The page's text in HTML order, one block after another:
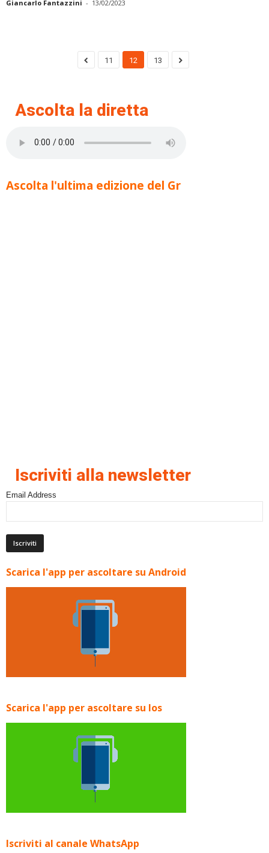
Giancarlo Fantazzini - 13/02/2023
11 12 13
Ascolta la diretta
Ascolta l'ultima edizione del Gr
Iscriviti alla newsletter
Email Address
Scarica l'app per ascoltare su Android
Scarica l'app per ascoltare su Ios
Iscriviti al canale WhatsApp